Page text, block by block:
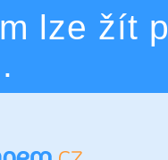
lze žít